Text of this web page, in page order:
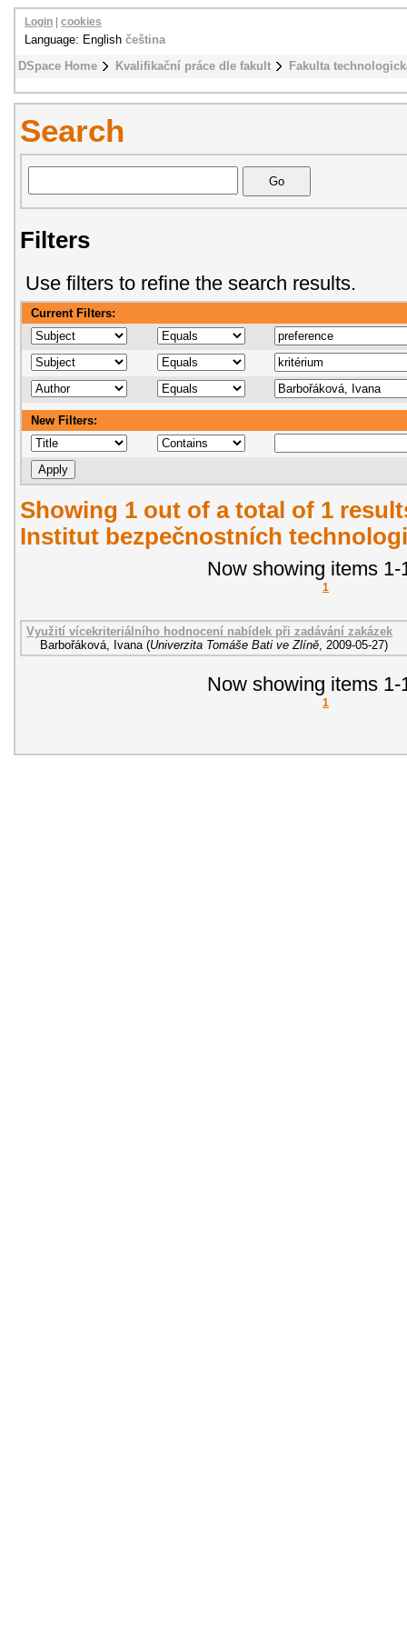
DSpace Home Kvalifikační práce dle fakult Fakulta
Login cookies
Language: English čeština
Search
Filters
Use filters to refine the search results.
Current Filters:
New Filters:
Showing 1 out of a total of 1
Institut bezpečnostních
Now showing items 1-
1
Využití vícekriteriálního hodnocení nabídek při zadávání zakázek
Barbořáková, Ivana (Univerzita Tomáše Bati ve Zlíně 2009-05-27)
Now showing items 1-
1